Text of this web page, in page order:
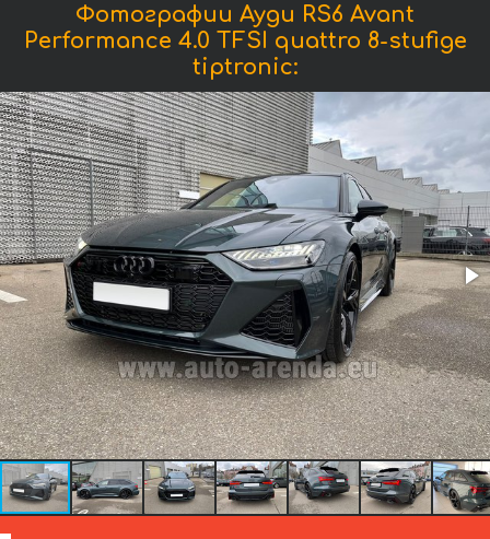
Фотографии Ауди RS6 Avant
Performance 4.0 TFSI quattro 8-stufige
tiptronic: